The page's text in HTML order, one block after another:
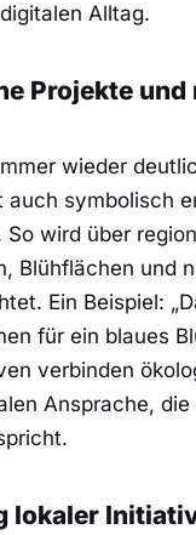
Alltag.
Projekte und
wieder
auch symbolisch
wird über
Blühflächen und
Ein Beispiel:
für ein blaues
verbinden
Ansprache,
lokaler